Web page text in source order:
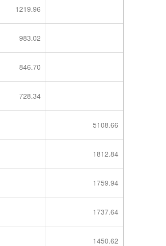
1219.96
983.02
846.70
728.34
5108.66
1812.84
1759.94
1737.64
1450.62